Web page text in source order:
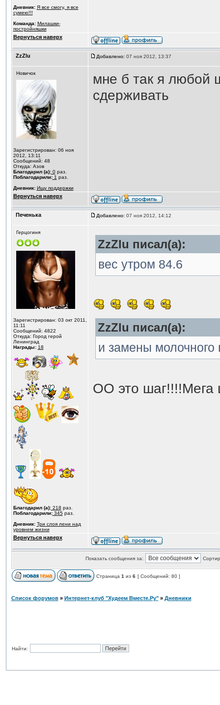
Дневник: Я все смогу, я все
сумею!!!
Команда: Милашки-
постройняшки
Вернуться наверх
ZzZlu Добавлено:07 ноя 2012, 13:37
Новичок
Зарегистрирован: 06 ноя
2012, 13:11
Сообщений: 48
Откуда: Азов
Благодарил (а):0раз.
Поблагодарили:1 раз.
Дневник: Ищу поддержки
мне б так я любой
сдерживать
Вернуться наверх
Печенька Добавлено:07 ноя 2012, 14:12
Герцогиня
Зарегистрирован: 03 окт 2011,
11:11
Сообщений: 4822
Откуда: Город герой
Ленинград
Награды: 18
Благодарил (а):218 раз.
Поблагодарили:345раз.
Дневник: Три слоя лени над
уровнем жизни
ZzZlu писал(а):
вес утром 84.6
ZzZlu писал(а):
и замены молочного
ОО это шаг!!!!Мега
Вернуться наверх
Показать сообщения за:
Страница 1 из 6 [ Сообщений: 80 ]
Список форумов» Интернет-клуб "Худеем Вместе.Ру"» Дневники
Найти: